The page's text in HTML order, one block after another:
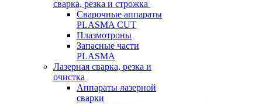
сварка, резка и строжка
Сварочные аппараты
PLASMA CUT
Плазмотроны
Запасные части
PLASMA
Лазерная сварка, резка и
очистка
Аппараты лазерной
сварки